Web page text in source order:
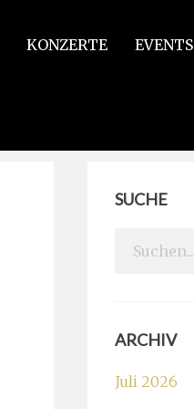
KONZERTE EVENTS
SUCHE
Search
ARCHIV
Juli 2026